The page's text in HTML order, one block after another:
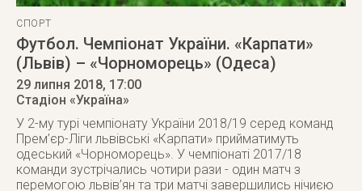
СПОРТ
Футбол. Чемпіонат України. «Карпати»
(Львів) – «Чорноморець» (Одеса)
29 липня 2018, 17:00
Стадіон «Україна»
У 2-му турі чемпіонату України 2018/19 серед команд
Прем’єр-Ліги львівські «Карпати» прийматимуть
одеський «Чорноморець». У чемпіонаті 2017/18
команди зустрічались чотири рази - один матч з
перемогою львів’ян та три матчі завершились нічиєю